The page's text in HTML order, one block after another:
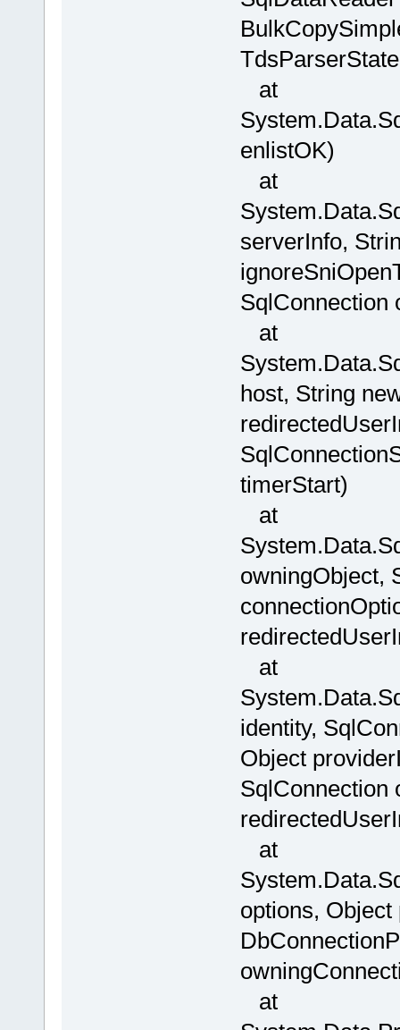
at
enlistOK)
at
serverInfo,
SqlConnection
at
host, String
timerStart)
at
owningObject,
at
identity,
Object
SqlConnection
at
options,
at